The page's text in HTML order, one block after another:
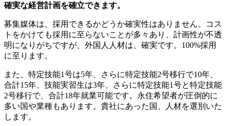
確実な経営計画を確立できます。
募集媒体は、採用できるかどうか確実性はありません。コス
トをかけても採用に至らないことが多々あり、計画性が不透
明になりがちですが、外国人人材は、確実です。100%採用
に至ります。
また、特定技能1号は5年、さらに特定技能2号移行で10年、
合計15年、技能実習生は3年、さらに特定技能1号と特定技能
2号移行で、合計18年就業可能です。永住希望者が圧倒的に
多い国や業種もあります。貴社にあった国、人材を選別いた
します。